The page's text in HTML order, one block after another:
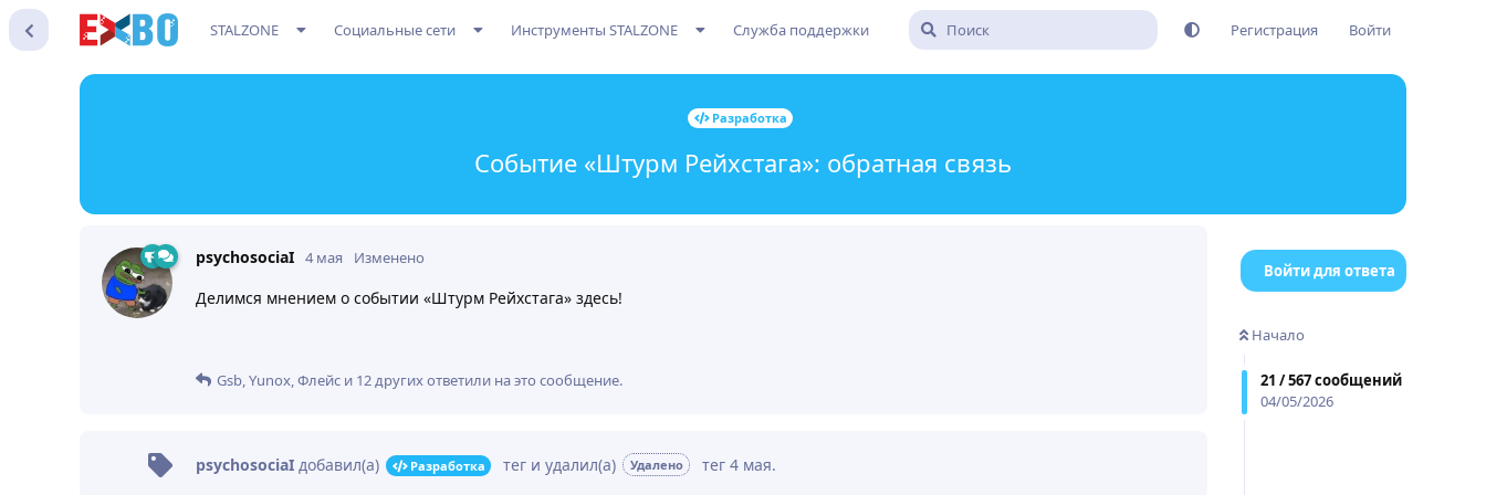
STALZONE Социальные сети Инструменты STALZONE Служба поддержки Регистрация Войти
Разработка
Событие «Штурм Рейхстага»: обратная связь
Войти для ответа
Начало
21 /567сообщений
04/05/2026
psychosociaI 4 мая Изменено
Делимся мнением о событии «Штурм Рейхстага» здесь!
Gsb,Yunox,Флейс и 12другихответили на это сообщение.
psychosociaI добавил(а) Разработка тег и удалил(а) Удалено тег 4 мая.